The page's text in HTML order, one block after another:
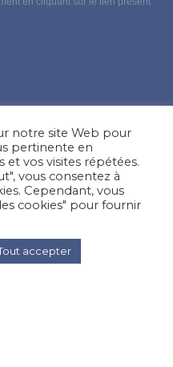
?
- Une création
notre site Web pour
pertinente en
vos visites répétées.
vous consentez à
Cependant, vous
cookies" pour fournir
accepter